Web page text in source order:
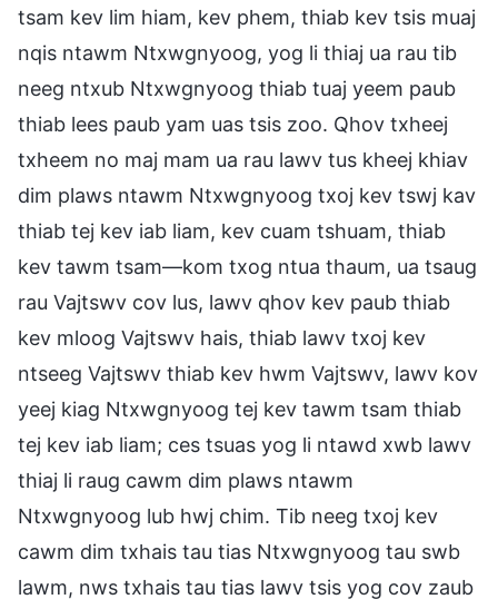
tsam kev lim hiam, kev phem, thiab kev tsis muaj
nqis ntawm Ntxwgnyoog, yog li thiaj ua rau tib
neeg ntxub Ntxwgnyoog thiab tuaj yeem paub
thiab lees paub yam uas tsis zoo. Qhov txheej
txheem no maj mam ua rau lawv tus kheej khiav
dim plaws ntawm Ntxwgnyoog txoj kev tswj kav
thiab tej kev iab liam, kev cuam tshuam, thiab
kev tawm tsam—kom txog ntua thaum, ua tsaug
rau Vajtswv cov lus, lawv qhov kev paub thiab
kev mloog Vajtswv hais, thiab lawv txoj kev
ntseeg Vajtswv thiab kev hwm Vajtswv, lawv kov
yeej kiag Ntxwgnyoog tej kev tawm tsam thiab
tej kev iab liam; ces tsuas yog li ntawd xwb lawv
thiaj li raug cawm dim plaws ntawm
Ntxwgnyoog lub hwj chim. Tib neeg txoj kev
cawm dim txhais tau tias Ntxwgnyoog tau swb
lawm, nws txhais tau tias lawv tsis yog cov zaub